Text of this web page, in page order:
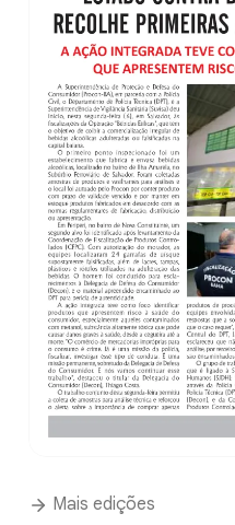
Mais edições